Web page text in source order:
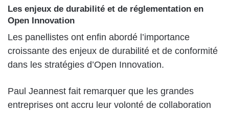
Les enjeux de durabilité et de réglementation en
Open Innovation
Les panellistes ont enfin abordé l’importance
croissante des enjeux de durabilité et de conformité
dans les stratégies d’Open Innovation.
Paul Jeannest fait remarquer que les grandes
entreprises ont accru leur volonté de collaboration